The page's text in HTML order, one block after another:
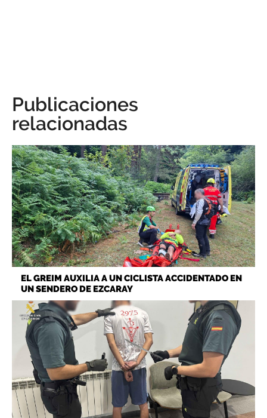
Publicaciones
relacionadas
EL GREIM AUXILIA A UN CICLISTA ACCIDENTADO EN
UN SENDERO DE EZCARAY